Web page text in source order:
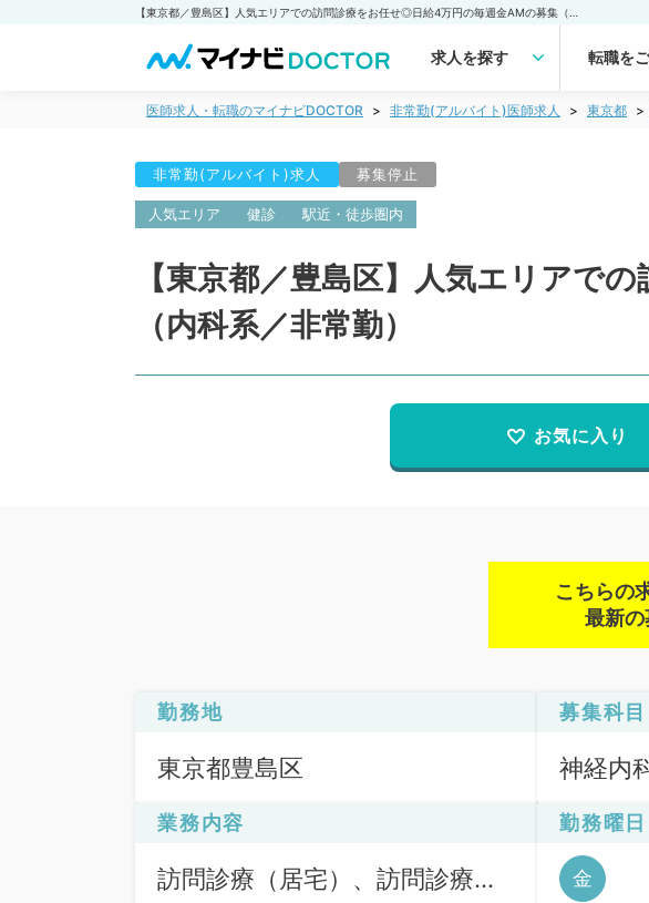
求人を探す 転職を
医師求人・転職のマイナビDOCTOR 非常勤(アルバイト)医師求人 東京都
非常勤(アルバイト)求人 募集停止
人気エリア 健診 駅近・徒歩圏内
【東京都／豊島区】人気エリアで
（内科系／非常勤）
お気に入り
こちらの
最新の
勤務地
東京都豊島区
募集科目
神経内
内分泌
老年内
業務内容
訪問診療（居宅）、訪問診療
勤務曜日
金